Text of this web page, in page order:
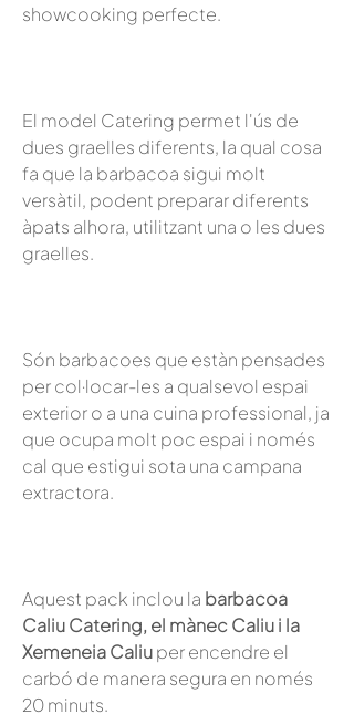
showcooking perfecte.
El model Catering permet l'ús de
dues graelles diferents, la qual cosa
fa que la barbacoa sigui molt
versàtil, podent preparar diferents
àpats alhora, utilitzant una o les dues
graelles.
Són barbacoes que estàn pensades
per col·locar-les a qualsevol espai
exterior o a una cuina professional, ja
que ocupa molt poc espai i només
cal que estigui sota una campana
extractora.
Aquest pack inclou la barbacoa
Caliu Catering, el mànec Caliu i la
Xemeneia Caliuper encendre el
carbó de manera segura en només
20 minuts.